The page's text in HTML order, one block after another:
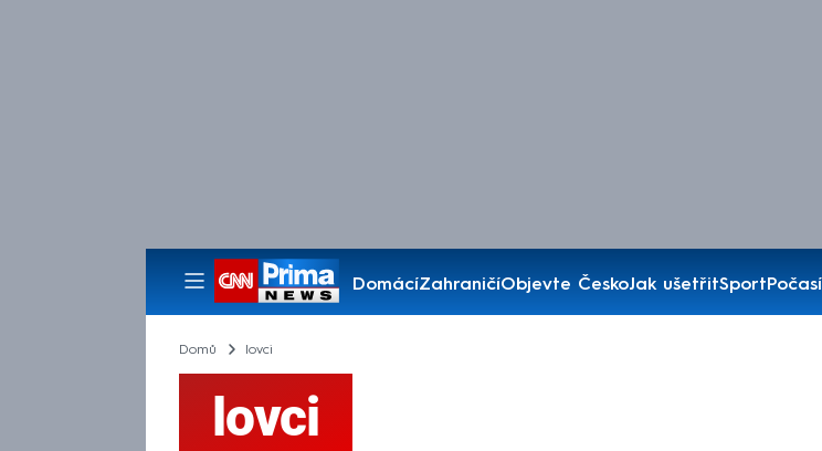
DomácíZahraničíObjevte ČeskoJak ušetřitSportPočasí
Pořady
Domů lovci
lovci